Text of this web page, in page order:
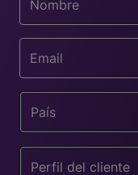
País
Perfil del cliente